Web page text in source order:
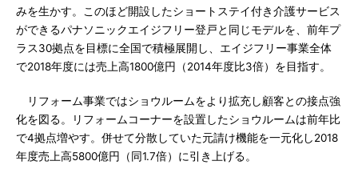
みを生かす。このほど開設したショートステイ付き介護サービス
ができるパナソニックエイジフリー登戸と同じモデルを、前年プ
ラス30拠点を目標に全国で積極展開し、エイジフリー事業全体
で2018年度には売上高1800億円（2014年度比3倍）を目指す。
リフォーム事業ではショウルームをより拡充し顧客との接点強
化を図る。リフォームコーナーを設置したショウルームは前年比
で4拠点増やす。併せて分散していた元請け機能を一元化し2018
年度売上高5800億円（同1.7倍）に引き上げる。